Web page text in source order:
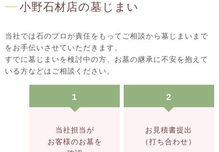
小野石材店の墓じまい
当社では石のプロが責任をもってご相談から墓じまいまで
をお手伝いさせていただきます。
すでに墓じまいを検討中の方、お墓の継承に不安を抱えて
いる方などはご相談ください。
1
当社担当が
お客様のお墓を
2
お見積書提出
（打ち合わせ）